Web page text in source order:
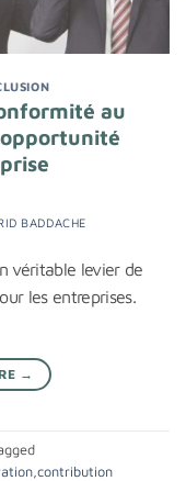
au
BADDACHE
véritable levier de
les entreprises.
→
contribution